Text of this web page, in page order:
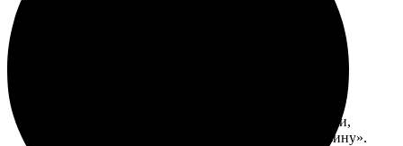
Нажмите «Сделать заказ», выберите тип продукции,
загрузите фотографии, нажмите «Добавить в корзину».